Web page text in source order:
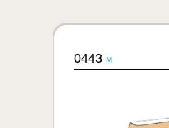
0443 M